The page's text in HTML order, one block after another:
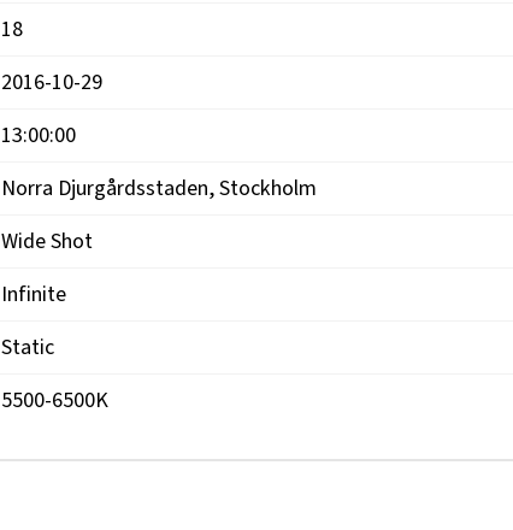
18
2016-10-29
13:00:00
Norra Djurgårdsstaden, Stockholm
Wide Shot
Infinite
Static
5500-6500K